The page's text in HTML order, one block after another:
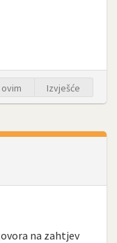
Izvješće
na zahtjev